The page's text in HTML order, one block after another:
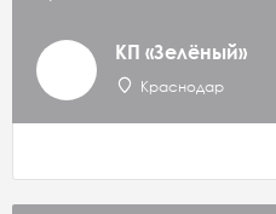
КП «Зелёный»
Краснодар